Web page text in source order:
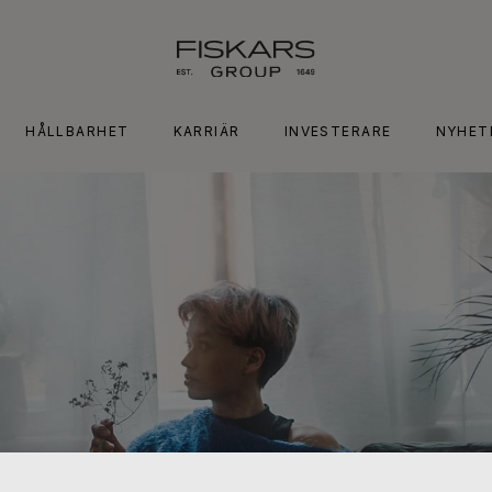
HÅLLBARHET KARRIÄR INVESTERARE